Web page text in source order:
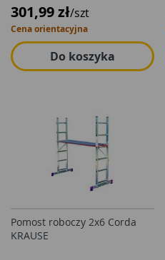
301,99 zł/szt
Cena orientacyjna
Do koszyka
Pomost roboczy 2x6 Corda
KRAUSE